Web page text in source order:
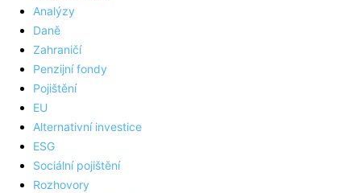
Analýzy
Daně
Zahraničí
Penzijní fondy
Pojištění
EU
Alternativní investice
ESG
Sociální pojištění
Rozhovory